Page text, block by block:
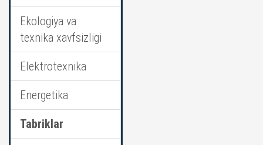
Ekologiya va
texnika xavfsizligi
Elektrotexnika
Energetika
Tabriklar